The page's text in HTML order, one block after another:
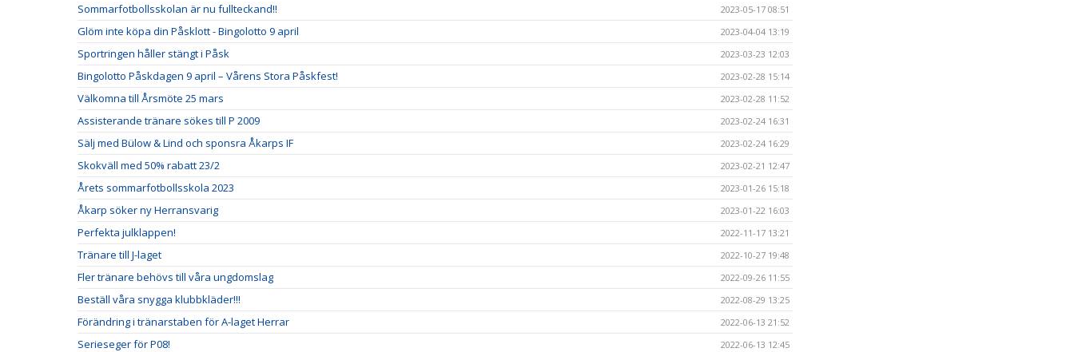
Sommarfotbollsskolan är nu fullteckand!! 2023-05-17 08:51
Glöm inte köpa din Påsklott - Bingolotto 9 april 2023-04-04 13:19
Sportringen håller stängt i Påsk 2023-03-23 12:03
Bingolotto Påskdagen 9 april – Vårens Stora Påskfest! 2023-02-28 15:14
Välkomna till Årsmöte 25 mars 2023-02-28 11:52
Assisterande tränare sökes till P 2009 2023-02-24 16:31
Sälj med Bülow & Lind och sponsra Åkarps IF 2023-02-24 16:29
Skokväll med 50% rabatt 23/2 2023-02-21 12:47
Årets sommarfotbollsskola 2023 2023-01-26 15:18
Åkarp söker ny Herransvarig 2023-01-22 16:03
Perfekta julklappen! 2022-11-17 13:21
Tränare till J-laget 2022-10-27 19:48
Fler tränare behövs till våra ungdomslag 2022-09-26 11:55
Beställ våra snygga klubbkläder!!! 2022-08-29 13:25
Förändring i tränarstaben för A-laget Herrar 2022-06-13 21:52
Serieseger för P08! 2022-06-13 12:45